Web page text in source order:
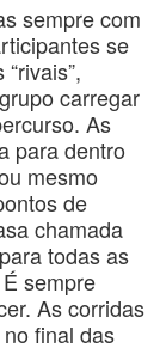
com
se
carregar
As
para dentro
mesmo
de
chamada
todas as
sempre
As corridas
final das